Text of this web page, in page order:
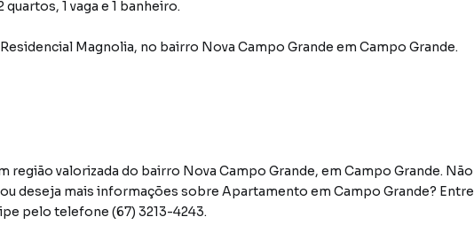
1 vaga e 1 banheiro.
Residencial Magnolia, no bairro Nova Campo Grande em Campo Grande.
região valorizada do bairro Nova Campo Grande, em Campo Grande. Não
deseja mais informações sobre Apartamento em Campo Grande? Entre
pelo telefone (67) 3213-4243.